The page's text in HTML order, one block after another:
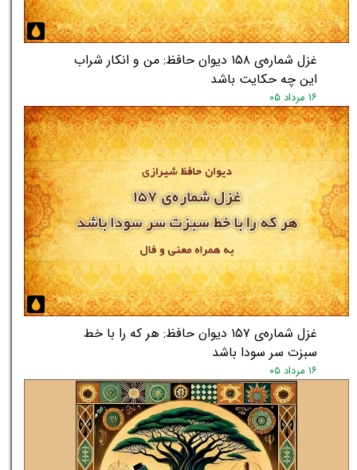
★★
غزل شماره‌ی ۱۵۸ دیوان حافظ: من و انکار شراب
این چه حکایت باشد
۱۶ مرداد ۰۵
غزل شماره‌ی ۱۵۷ دیوان حافظ: هر که را با خط
سبزت سر سودا باشد
۱۶ مرداد ۰۵